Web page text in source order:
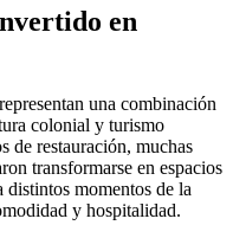
en
una combinación
colonial y turismo
de restauración, muchas
transformarse en espacios
distintos momentos de la
y hospitalidad.